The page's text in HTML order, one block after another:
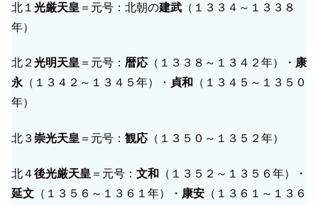
北１ 光厳天皇 ＝元号：北朝の建武 （１３３４～１３３８
年）
北２ 光明天皇 ＝元号： 暦応 （１３３８～１３４２年）・ 康
永 （１３４２～１３４５年）・ 貞和
（１３４５～１３５０
年）
北３崇光天皇 ＝元号： 観応 （１３５０～１３５２年）
北４後光厳天皇 ＝元号： 文和
（１３５２～１３５６年）・
延文 （１３５６～１３６１年）・ 康安 （１３６１～１３６